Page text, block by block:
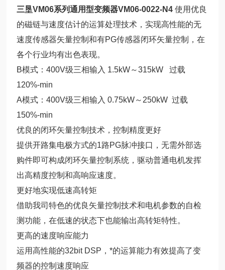
三垦VM06系列通用型变频器VM06-0022-N4 使用优良
的磁链与速度估计的运算处理技术，实现高性能的无
速度传感器矢量控制和有PG传感器闭环矢量控制，在
各个行业均有出色表现。
B模式：400V级三相输入 1.5kW～315kW 过载
120%-min
A模式：400V级三相输入 0.75kW～250kW 过载
150%-min
优良的闭环矢量控制技术，控制精度更好
提供开路集电极方式的1路PG脉冲接口，无需外部选
购件即可构成闭环矢量控制系统，驱动普通电机发挥
出高精度控制和高响应速度。
更好地实现低速高转矩
借助我司特色的优良矢量控制技术和电机参数的自检
测功能，在低速的状态下也能输出高转矩特性。
更高的速度响应能力
运用高性能的32bit DSP，*的运算能力有效提高了变
频器的控制速度响应